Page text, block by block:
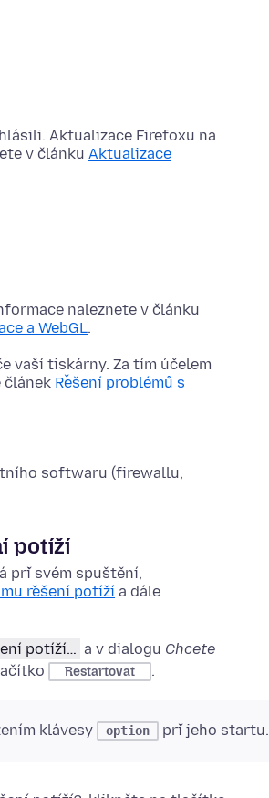
Aktualizace Firefoxu na
v článku Aktualizace
naleznete v článku
a WebGL.
vaší tiskárny. Za tím účelem
článek Řešení problémů s
softwaru (firewallu,
potíží
při svém spuštění,
řešení potíží a dále
potíží… a v dialogu Chcete
Restartovat .
klávesy option při jeho startu.